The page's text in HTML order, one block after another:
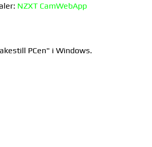
NZXT CamWebApp
PCen" i Windows.